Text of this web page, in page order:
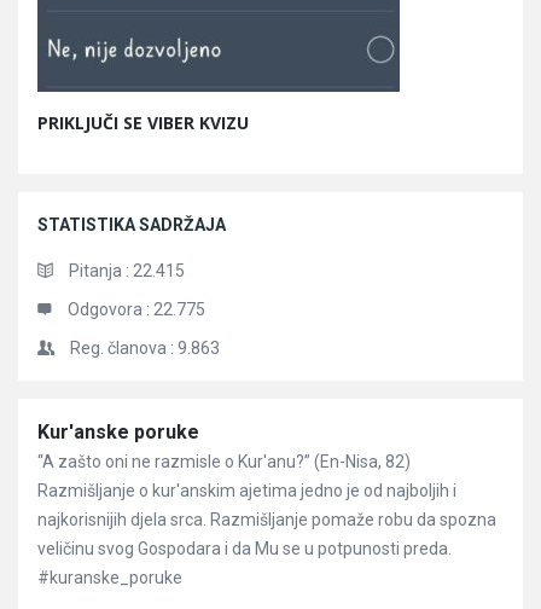
PRIKLJUČI SE VIBER KVIZU
STATISTIKA SADRŽAJA
Pitanja : 22.415
Odgovora : 22.775
Reg. članova : 9.863
Članci
Kur'anske poruke
“A zašto oni ne razmisle o Kur'anu?” (En-Nisa, 82)
Razmišljanje o kur'anskim ajetima jedno je od najboljih i
najkorisnijih djela srca. Razmišljanje pomaže robu da spozna
veličinu svog Gospodara i da Mu se u potpunosti preda.
#kuranske_poruke